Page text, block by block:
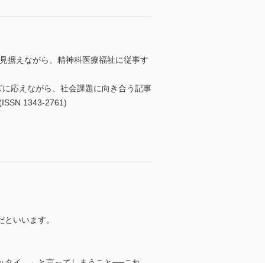
えながら、精神科医療福祉に従事す
応えながら、社会課題に向き合う記事
1343-2761)
いいます。